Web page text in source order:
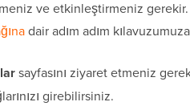
ve etkinleştirmeniz gerekir.
dair adım adım
sayfasını ziyaret etmeniz
girebilirsiniz.